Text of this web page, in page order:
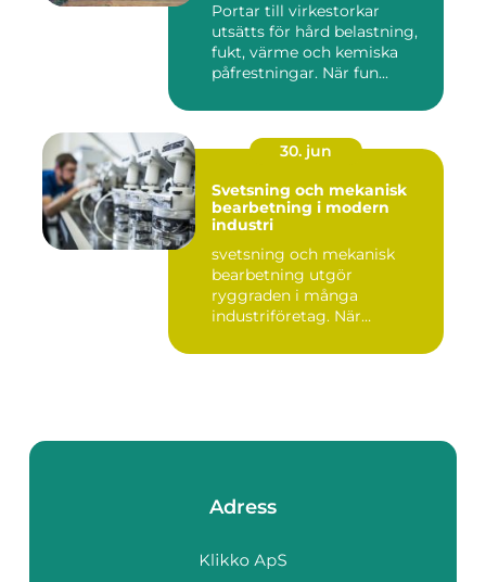
Portar till virkestorkar
utsätts för hård belastning,
fukt, värme och kemiska
påfrestningar. När fun...
30. jun
Svetsning och mekanisk
bearbetning i modern
industri
svetsning och mekanisk
bearbetning utgör
ryggraden i många
industriföretag. När
Adress